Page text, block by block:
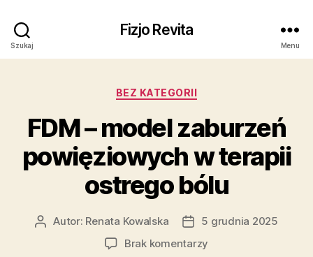
Szukaj
Fizjo Revita
Menu
Kategorie
BEZ KATEGORII
FDM – model zaburzeń
powięziowych w terapii
ostrego bólu
AutorAutor: Renata Kowalska
Data5 grudnia 2025
Brak komentarzy